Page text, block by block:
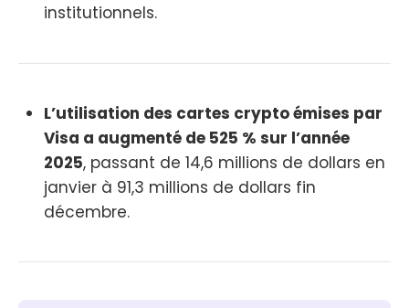
institutionnels.
L’utilisation des cartes crypto émises par
Visa a augmenté de 525 % sur l’année
2025, passant de 14,6 millions de dollars en
janvier à 91,3 millions de dollars fin
décembre.